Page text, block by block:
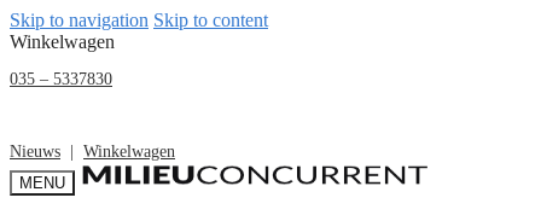
Skip to navigation Skip to content
Winkelwagen
035 – 5337830
Nieuws
Winkelwagen
MENU